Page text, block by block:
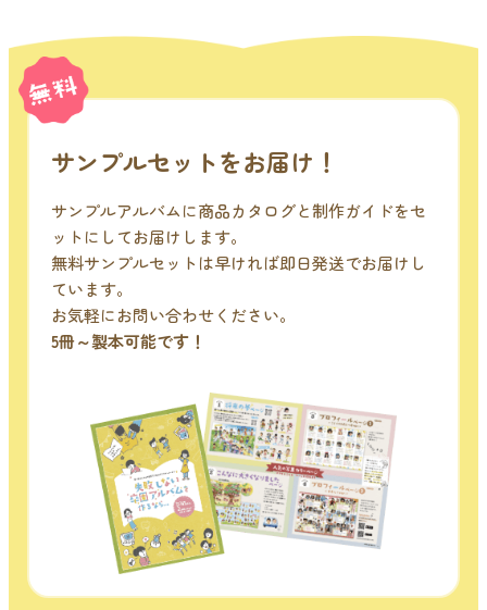
サンプルセットをお届け！
サンプルアルバムに商品カタログと制作ガイドをセ
ットにしてお届けします。
無料サンプルセットは早ければ即日発送でお届けし
ています。
お気軽にお問い合わせください。
5冊～製本可能です！